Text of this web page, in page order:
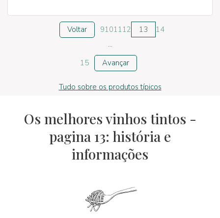
Voltar 9101112 13
14
...
15
Avançar
Tudo sobre os produtos típicos
Os melhores vinhos tintos -
pagina 13: história e
informações